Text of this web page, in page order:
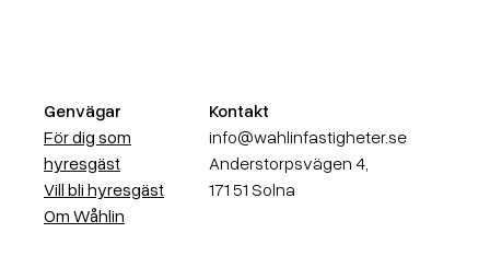
Genvägar
För dig som
hyresgäst
Vill bli hyresgäst
Om Wåhlin
Kontakt
info@wahlinfastigheter.se
Anderstorpsvägen 4,
171 51 Solna